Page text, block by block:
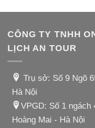
CÔNG TY TNHH
LỊCH AN TOUR
Trụ sở: Số 9 Ngõ
Hà Nội
VPGD: Số 1 ngách
Hoàng Mai - Hà Nội